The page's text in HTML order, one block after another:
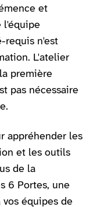
et
l'équipe
requis n'est
L'atelier
première
pas nécessaire
appréhender les
et les outils
de la
6 Portes, une
équipes de